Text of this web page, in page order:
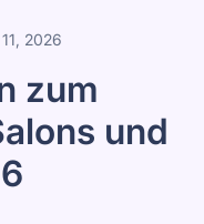
2026
zum
und